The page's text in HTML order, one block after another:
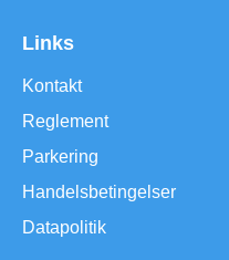
Links
Kontakt
Reglement
Parkering
Handelsbetingelser
Datapolitik